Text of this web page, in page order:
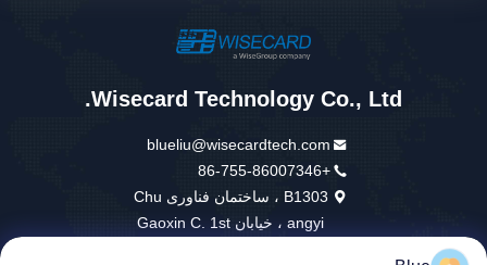
Wisecard Technology Co., Ltd.
blueliu@wisecardtech.com
+86-755-86007346
B1303 ، ساختمان فناوری Chu
angyi ، خیابان Gaoxin C. 1st